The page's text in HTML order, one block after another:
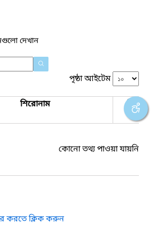
দেখান
পৃষ্ঠা আইটেম
শিরোনাম
কোনো তথ্য পাওয়া যায়নি।
করতে ক্লিক করুন